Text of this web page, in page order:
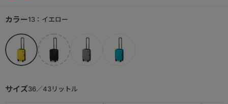
サイズ36／43リットル
カラー13：イエロー